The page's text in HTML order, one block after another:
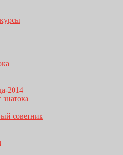
2014
советник